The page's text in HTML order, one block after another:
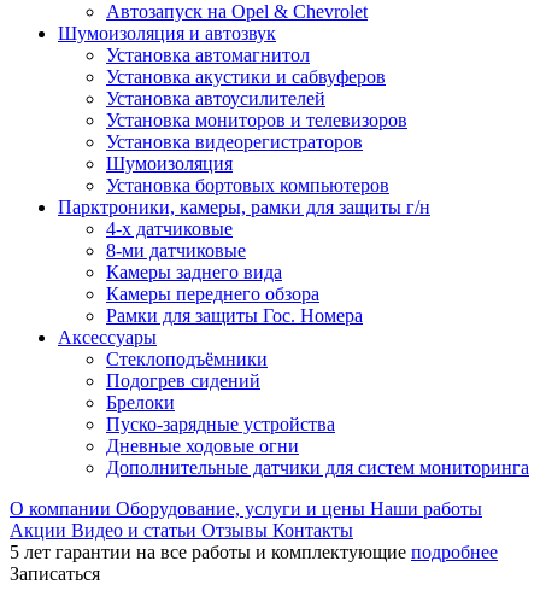
Автозапуск на Opel & Chevrolet
Шумоизоляция и автозвук
Установка автомагнитол
Установка акустики и сабвуферов
Установка автоусилителей
Установка мониторов и телевизоров
Установка видеорегистраторов
Шумоизоляция
Установка бортовых компьютеров
Парктроники, камеры, рамки для защиты г/н
4-х датчиковые
8-ми датчиковые
Камеры заднего вида
Камеры переднего обзора
Рамки для защиты Гос. Номера
Аксессуары
Стеклоподъёмники
Подогрев сидений
Брелоки
Пуско-зарядные устройства
Дневные ходовые огни
Дополнительные датчики для систем мониторинга
О компании Оборудование, услуги и цены Наши работы
Акции Видео и статьи Отзывы Контакты
5 лет гарантии на все работы и комплектующие подробнее
Записаться